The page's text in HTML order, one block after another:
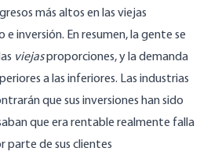
más altos en las viejas
inversión. En resumen, la gente se
viejasproporciones, y la demanda
a las inferiores. Las industrias
que sus inversiones han sido
que era rentable realmente falla
parte de sus clientes